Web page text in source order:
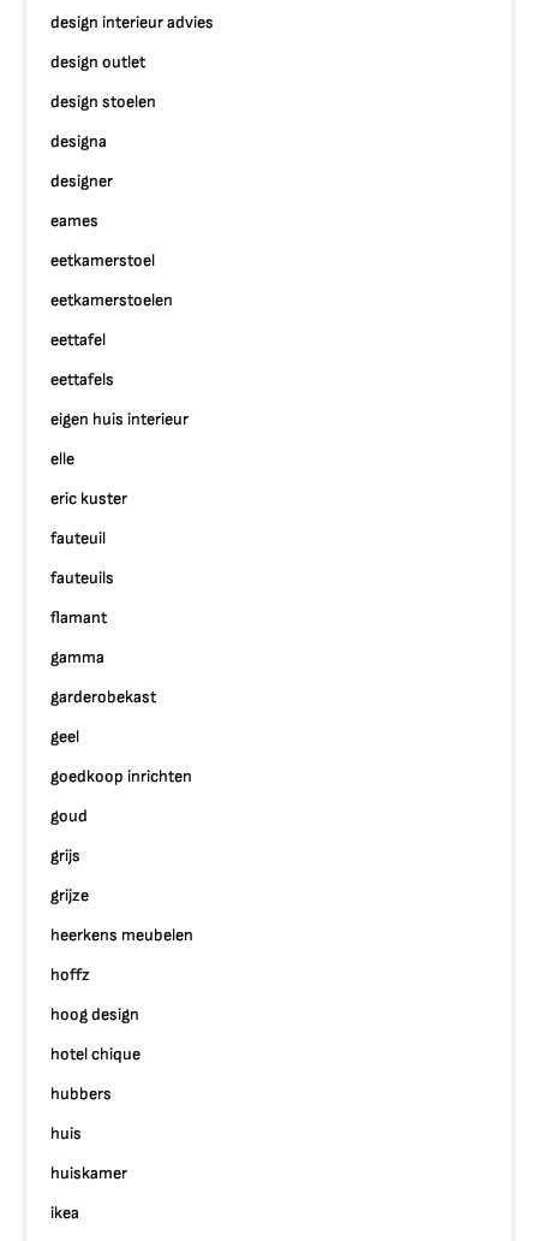
design interieur advies
design outlet
design stoelen
designa
designer
eames
eetkamerstoel
eetkamerstoelen
eettafel
eettafels
eigen huis interieur
elle
eric kuster
fauteuil
fauteuils
flamant
gamma
garderobekast
geel
goedkoop inrichten
goud
grijs
grijze
heerkens meubelen
hoffz
hoog design
hotel chique
hubbers
huis
huiskamer
ikea